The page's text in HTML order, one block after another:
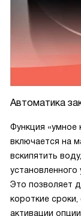
Автоматика
Функция «умное
включается на
вскипятить
Это позволяет
короткие
активации